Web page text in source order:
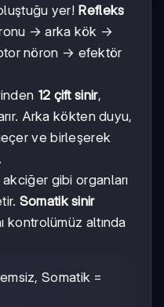
yer! Refleks
→ arka kök →
nöron → efektör
12 çift sinir,
Arka kökten duyu,
ve birleşerek
gibi organları
Somatik sinir
kontrolümüz altında
Somatik =